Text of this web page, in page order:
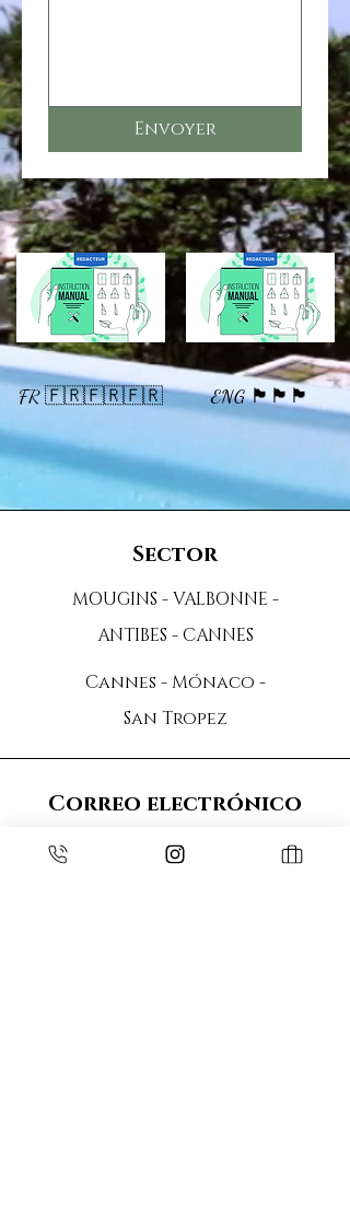
Envoyer
FR 🇫🇷🇫🇷🇫🇷 ENG 🏴󠁧󠁢󠁥󠁮󠁧󠁿🏴󠁧󠁢󠁥󠁮󠁧󠁿🏴󠁧󠁢󠁥󠁮󠁧󠁿
Sector
MOUGINS - VALBONNE -
ANTIBES - CANNES
Cannes - Mónaco -
San Tropez
Correo electrónico
sielespierresblanches@gmail.com